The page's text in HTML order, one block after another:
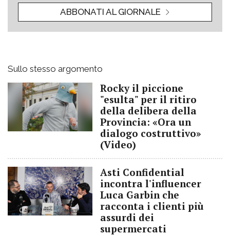
ABBONATI AL GIORNALE
Sullo stesso argomento
Rocky il piccione
"esulta" per il ritiro
della delibera della
Provincia: «Ora un
dialogo costruttivo»
(Video)
Asti Confidential
incontra l'influencer
Luca Garbin che
racconta i clienti più
assurdi dei
supermercati